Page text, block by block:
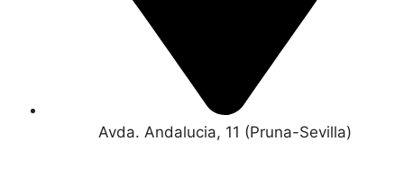
Avda. Andalucia, 11 (Pruna-Sevilla)